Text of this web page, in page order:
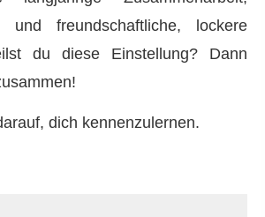
und freundschaftliche, lockere
du diese Einstellung? Dann
dich kennenzulernen.